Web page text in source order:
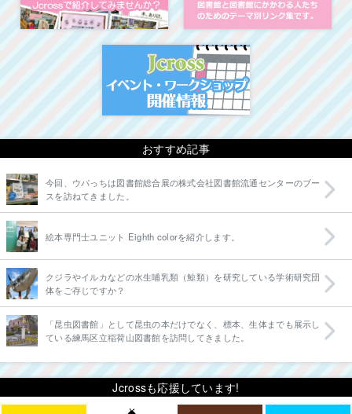
イベント・ワーク
おすすめ記事
今回、ウパっちは図書館総合展の株式会社図書館流通センターのブー
スを訪ねてきました。
絵本専門士ユニット Eighth colorを紹介します。
クジラやイルカなどの水生哺乳類（鯨類）を研究している学術研究団
体をご存じですか？
「昆虫図書館」として昆虫の本だけでなく、標本、生体までも展示し
ている練馬区立稲荷山図書館を訪問してきました。
Jcrossも応援しています!